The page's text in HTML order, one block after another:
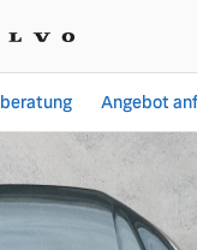
Angebot